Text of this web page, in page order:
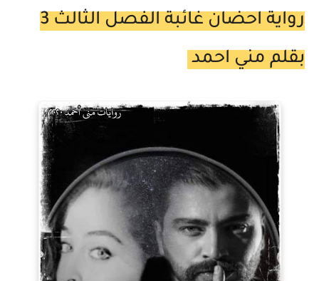
رواية احضان غائبة الفصل الثالث 3
بقلم مني احمد